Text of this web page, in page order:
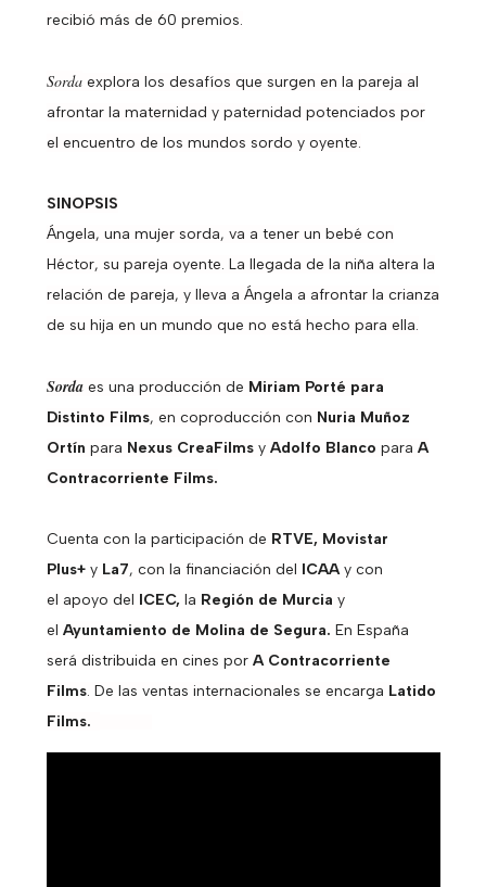
recibió más de 60 premios.
Sordaexplora los desafíos que surgen en la pareja al
afrontar la maternidad y paternidad potenciados por
el encuentro de los mundos sordo y oyente.
SINOPSIS
Ángela, una mujer sorda, va a tener un bebé con
Héctor, su pareja oyente. La llegada de la niña altera la
relación de pareja, y lleva a Ángela a afrontar la crianza
de su hija en un mundo que no está hecho para ella.
Sordaes una producción de Miriam Porté para
Distinto Films, en coproducción con Nuria Muñoz
Ortín para Nexus CreaFilmsy Adolfo Blanco para A
Contracorriente Films.
Cuenta con la participación de RTVE, Movistar
Plus+ yLa7, con la financiación del ICAAy con
el apoyo del ICEC,la Región de Murcia y
el Ayuntamiento de Molina de Segura. En España
será distribuida en cines por A Contracorriente
Films. De las ventas internacionales se encarga Latido
Films.